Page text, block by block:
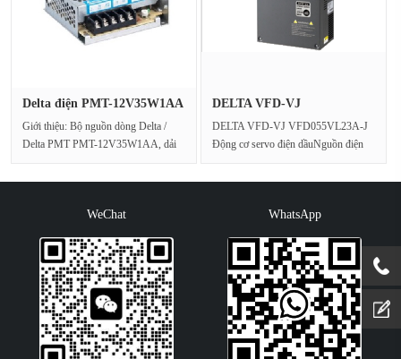
Delta điện PMT-12V35W1AA
Giới thiệu: Bộ nguồn dòng Delta /
Delta PMT PMT-12V35W1AA, dải
DELTA VFD-VJ
DELTA VFD-VJ VFD055VL23A-J
Động cơ servo điện dầuNguồn điện
WeChat WhatsApp